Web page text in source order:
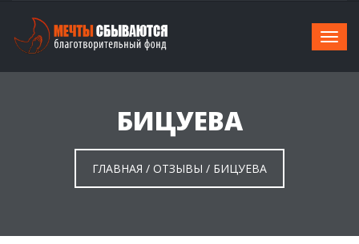
БИЦУЕВА
ГЛАВНАЯ / ОТЗЫВЫ / БИЦУЕВА